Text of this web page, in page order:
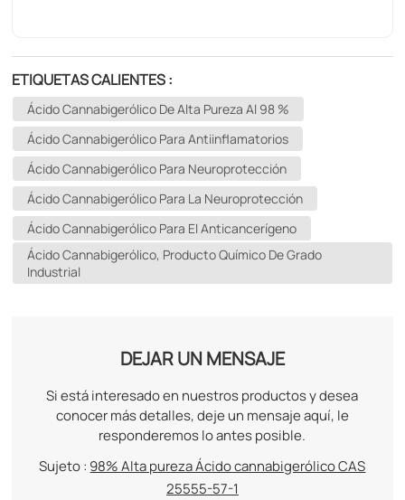
ETIQUETAS CALIENTES :
Ácido Cannabigerólico De Alta Pureza Al 98 %
Ácido Cannabigerólico Para Antiinflamatorios
Ácido Cannabigerólico Para Neuroprotección
Ácido Cannabigerólico Para La Neuroprotección
Ácido Cannabigerólico Para El Anticancerígeno
Ácido Cannabigerólico, Producto Químico De Grado
Industrial
DEJAR UN MENSAJE
Si está interesado en nuestros productos y desea
conocer más detalles, deje un mensaje aquí, le
responderemos lo antes posible.
Sujeto : 98% Alta pureza Ácido cannabigerólico CAS
25555-57-1​​